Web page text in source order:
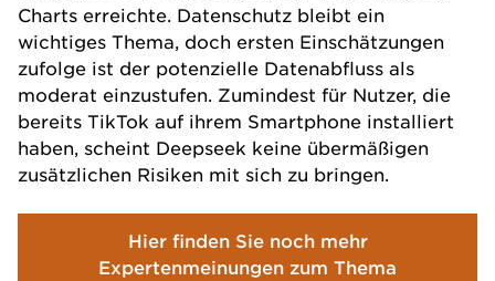
Charts erreichte. Datenschutz bleibt ein
wichtiges Thema, doch ersten Einschätzungen
zufolge ist der potenzielle Datenabfluss als
moderat einzustufen. Zumindest für Nutzer, die
bereits TikTok auf ihrem Smartphone installiert
haben, scheint Deepseek keine übermäßigen
zusätzlichen Risiken mit sich zu bringen.
Hier finden Sie noch mehr
Expertenmeinungen zum Thema